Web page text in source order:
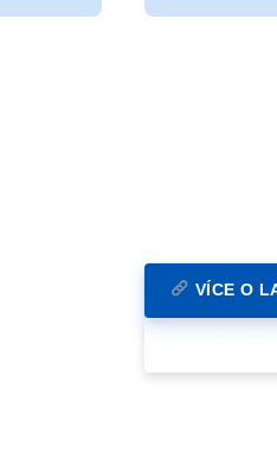
VÍCE O